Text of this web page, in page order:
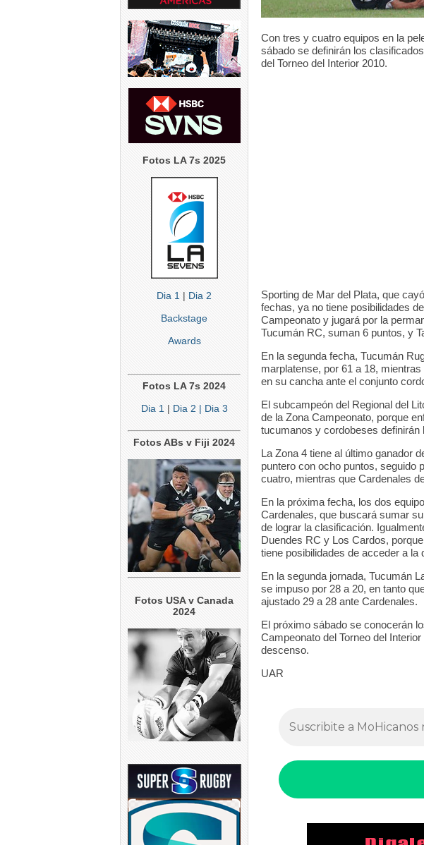
Fotos LA 7s 2025
Dia 1 | Dia 2
Backstage
Awards
Fotos LA 7s 2024
Dia 1 | Dia 2 | Dia 3
Fotos ABs v Fiji 2024
Fotos USA v Canada
2024
Con tres y cuatro equipos en la
sábado se definirán los
del Torneo del Interior 2010.
Sporting de Mar del Plata, que
fechas, ya no tiene posibilidades
Campeonato y jugará por la
Tucumán RC, suman 6 puntos, y
En la segunda fecha, Tucumán
marplatense, por 61 a 18,
en su cancha ante el conjunto
El subcampeón del Regional del
de la Zona Campeonato, porque
tucumanos y cordobeses definirán
La Zona 4 tiene al último ganador
puntero con ocho puntos, seguido
cuatro, mientras que Cardenales
En la próxima fecha, los dos
Cardenales, que buscará sumar
de lograr la clasificación.
Duendes RC y Los Cardos,
tiene posibilidades de acceder a la
En la segunda jornada, Tucumán
se impuso por 28 a 20, en tanto
ajustado 29 a 28 ante Cardenales.
El próximo sábado se conocerán
Campeonato del Torneo del
descenso.
UAR
5
2 0 4